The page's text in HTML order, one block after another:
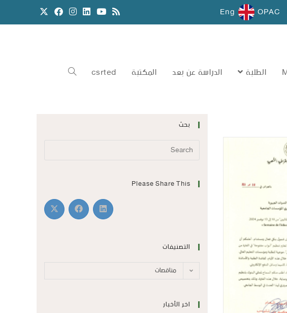
OPAC
Eng
الطلبة الدراسة عن بعد المكتبة csrted
بحث
Please Share This
التصنيفات
مناقصات
اخر الأخبار